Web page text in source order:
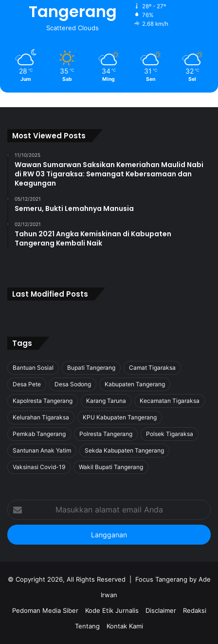
Tangerang
Scattered Clouds
28º - 27º
76%
2.68 km/h
28 ℃
Jum
35 ℃
Sab
34 ℃
Ming
31 ℃
Sen
32 ℃
Sel
Most Viewed Posts
11/10/2025
Wawan Sumarwan Saksikan Kemeriahan Maulid Nabi
di RW 03 Tigaraksa: Semangat Kebersamaan dan
Keagungan
05/12/2021
Semeru, Bukti Lemahnya Manusia
02/12/2021
Tahun 2021 Angka Kemiskinan di Kabupaten
Tangerang Kembali Naik
Last Modified Posts
Tags
Bantuan Sosial Bupati Tangerang Camat Tigaraksa
Desa Pete Desa Sodong Kabupaten Tangerang
Kapolresta Tangerang Karang Taruna Kecamatan Tigaraksa
Kelurahan Tigaraksa KPU Kabupaten Tangerang
Pemkab Tangerang Polresta Tangerang Polsek Tigaraksa
Santunan Anak Yatim Sekda Kabupaten Tangerang
Vaksinasi Covid-19 Wakil Bupati Tangerang
alamat
email
Anda
© Copyright 2026, All Rights Reserved | Focus Tangerang by Ade
Irwan
Pedoman Media Siber
Kode Etik Jurnalis Disclaimer
Redaksi
Tentang
Kontak Kami